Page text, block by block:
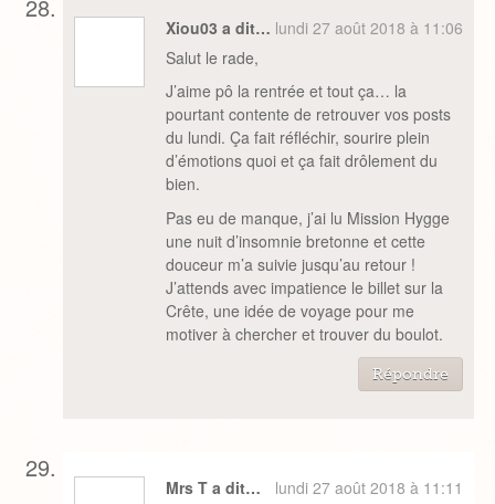
Xiou03 a dit… lundi 27 août 2018 à 11:06
Salut le rade,
J’aime pô la rentrée et tout ça… la
pourtant contente de retrouver vos posts
du lundi. Ça fait réfléchir, sourire plein
d’émotions quoi et ça fait drôlement du
bien.
Pas eu de manque, j’ai lu Mission Hygge
une nuit d’insomnie bretonne et cette
douceur m’a suivie jusqu’au retour !
J’attends avec impatience le billet sur la
Crête, une idée de voyage pour me
motiver à chercher et trouver du boulot.
Répondre
Mrs T a dit…
lundi 27 août 2018 à 11:11